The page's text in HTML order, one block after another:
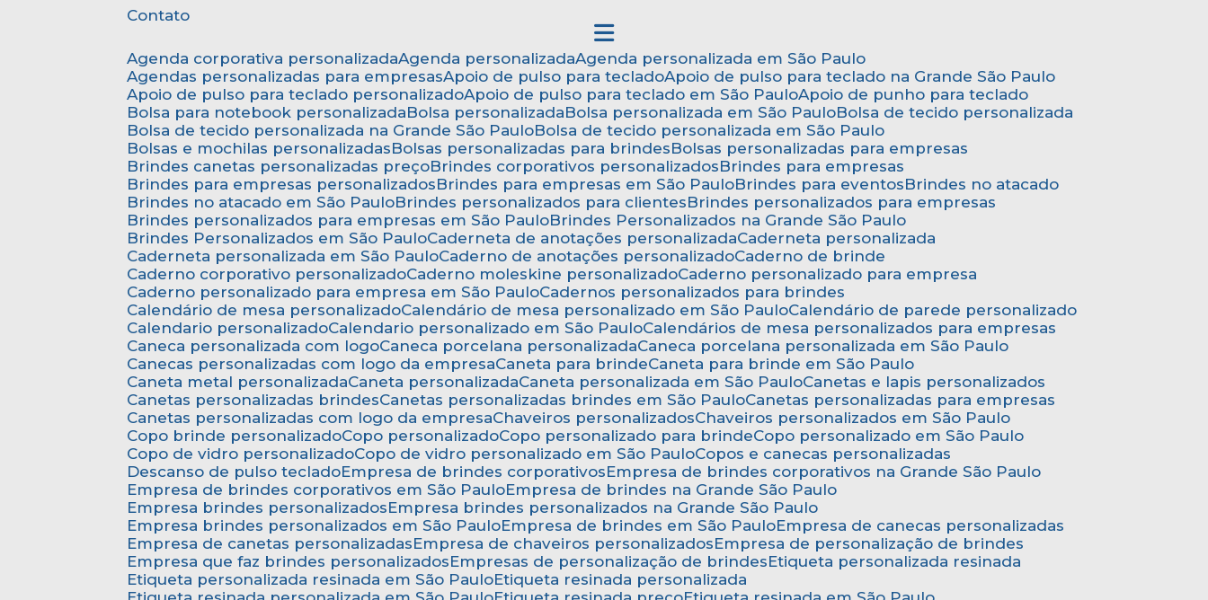
Contato
Agenda corporativa personalizada Agenda personalizada Agenda personalizada em São Paulo
Agendas personalizadas para empresas Apoio de pulso para teclado Apoio de pulso para teclado na Grande São Paulo
Apoio de pulso para teclado personalizado Apoio de pulso para teclado em São Paulo Apoio de punho para teclado
Bolsa para notebook personalizada
Bolsa personalizada Bolsa personalizada em São Paulo
Bolsa de tecido personalizada
Bolsa de tecido personalizada na Grande São Paulo
Bolsa de tecido personalizada em São Paulo
Bolsas e mochilas personalizadas
Bolsas personalizadas para brindes
Bolsas personalizadas para empresas
Brindes canetas personalizadas preço
Brindes corporativos personalizados
Brindes para empresas
Brindes para empresas personalizados
Brindes para empresas em São Paulo Brindes para eventos
Brindes no atacado
Brindes no atacado em São Paulo
Brindes personalizados para clientes
Brindes personalizados para empresas
Brindes personalizados para empresas em São Paulo
Brindes Personalizados na Grande São Paulo
Brindes Personalizados em São Paulo
Caderneta de anotações personalizada
Caderneta personalizada
Caderneta personalizada em São Paulo
Caderno de anotações personalizado
Caderno de brinde
Caderno corporativo personalizado
Caderno moleskine personalizado
Caderno personalizado para empresa
Caderno personalizado para empresa em São Paulo
Cadernos personalizados para brindes
Calendário de mesa personalizado
Calendário de mesa personalizado em São Paulo
Calendário de parede personalizado
Calendario personalizado
Calendario personalizado em São Paulo
Calendários de mesa personalizados para empresas
Caneca personalizada com logo
Caneca porcelana personalizada
Caneca porcelana personalizada em São Paulo
Canecas personalizadas com logo da empresa
Caneta para brinde
Caneta para brinde em São Paulo
Caneta metal personalizada
Caneta personalizada Caneta personalizada em São Paulo
Canetas e lapis personalizados
Canetas personalizadas brindes
Canetas personalizadas brindes em São Paulo
Canetas personalizadas para empresas
Canetas personalizadas com logo da empresa
Chaveiros personalizados
Chaveiros personalizados em São Paulo
Copo brinde personalizado
Copo personalizado Copo personalizado para brinde
Copo personalizado em São Paulo
Copo de vidro personalizado
Copo de vidro personalizado em São Paulo
Copos e canecas personalizadas
Descanso de pulso teclado
Empresa de brindes corporativos
Empresa de brindes corporativos na Grande São Paulo
Empresa de brindes corporativos em São Paulo
Empresa de brindes na Grande São Paulo
Empresa brindes personalizados
Empresa brindes personalizados na Grande São Paulo
Empresa brindes personalizados em São Paulo
Empresa de brindes em São Paulo
Empresa de canecas personalizadas
Empresa de canetas personalizadas
Empresa de chaveiros personalizados
Empresa de personalização de brindes
Empresa que faz brindes personalizados
Empresas de personalização de brindes
Etiqueta personalizada resinada
Etiqueta personalizada resinada em São Paulo Etiqueta resinada personalizada